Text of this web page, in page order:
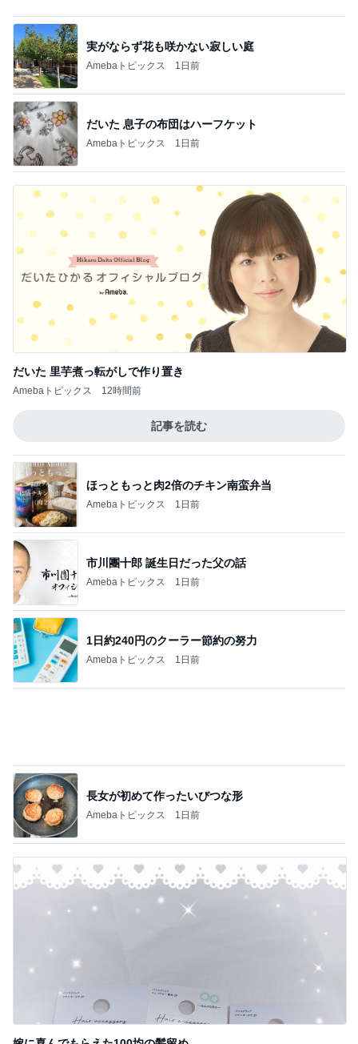
実がならず花も咲かない寂しい庭
Amebaトピックス 1日前
だいた 息子の布団はハーフケット
Amebaトピックス 1日前
だいた 里芋煮っ転がしで作り置き
Amebaトピックス 12時間前
記事を読む
ほっともっと肉2倍のチキン南蛮弁当
Amebaトピックス 1日前
市川團十郎 誕生日だった父の話
Amebaトピックス 1日前
1日約240円のクーラー節約の努力
Amebaトピックス 1日前
長女が初めて作ったいびつな形
Amebaトピックス 1日前